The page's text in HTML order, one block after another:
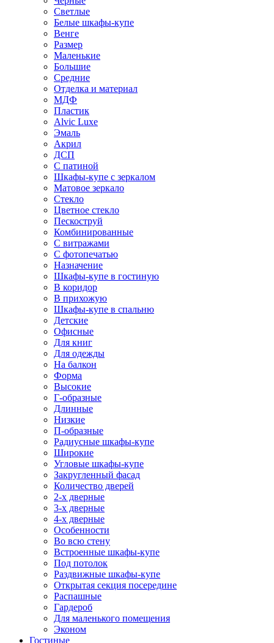
Светлые
Белые шкафы-купе
Венге
Размер
Маленькие
Большие
Средние
Отделка и материал
МДФ
Пластик
Alvic Luxe
Эмаль
Акрил
ДСП
С патиной
Шкафы-купе с зеркалом
Матовое зеркало
Стекло
Цветное стекло
Пескоструй
Комбинированные
С витражами
С фотопечатью
Назначение
Шкафы-купе в гостиную
В коридор
В прихожую
Шкафы-купе в спальню
Детские
Офисные
Для книг
Для одежды
На балкон
Форма
Высокие
Г-образные
Длинные
Низкие
П-образные
Радиусные шкафы-купе
Широкие
Угловые шкафы-купе
Закругленный фасад
Количество дверей
2-х дверные
3-х дверные
4-х дверные
Особенности
Во всю стену
Встроенные шкафы-купе
Под потолок
Раздвижные шкафы-купе
Открытая секция посередине
Распашные
Гардероб
Для маленького помещения
Эконом
Гостиные